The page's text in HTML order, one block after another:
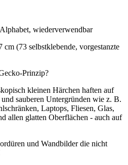
wiederverwendbar
(73 selbstklebende, vorgestanzte
Prinzip?
kleinen Härchen haften auf
sauberen Untergründen wie z. B.
Laptops, Fliesen, Glas,
allen glatten Oberflächen - auch auf
und Wandbilder die nicht